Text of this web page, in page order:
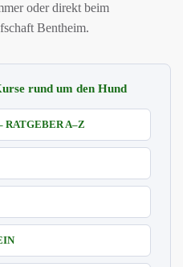
oder direkt beim
Bentheim.
rund um den Hund
RATGEBER A–Z